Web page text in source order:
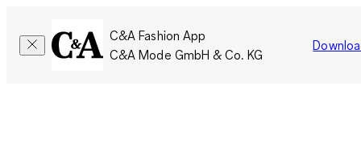
C&A Fashion App
C&A Mode GmbH & Co. KG